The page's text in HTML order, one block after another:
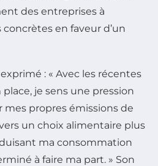
des entreprises à
en faveur d’un
: « Avec les récentes
place, je sens une pression
propres émissions de
un choix alimentaire plus
ma consommation
à faire ma part. » Son